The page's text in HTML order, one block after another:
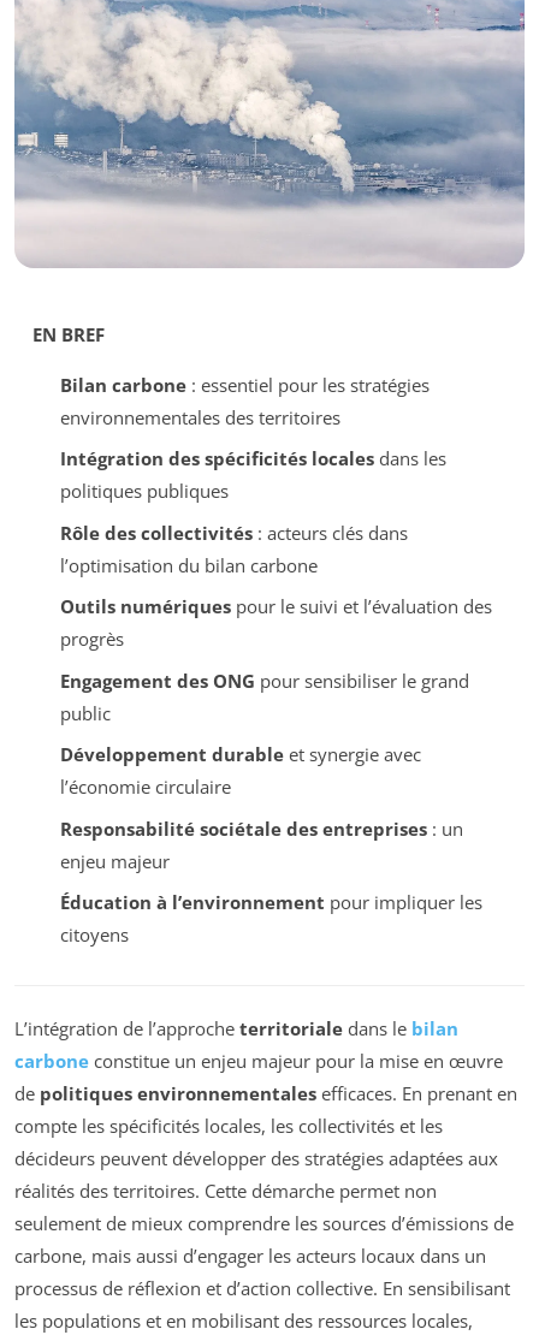
EN BREF
Bilan carbone: essentiel pour les stratégies
environnementales des territoires
Intégration des spécificités localesdans les
politiques publiques
Rôle des collectivités: acteurs clés dans
l’optimisation du bilan carbone
Outils numériquespour le suivi et l’évaluation des
progrès
Engagement des ONG pour sensibiliser le grand
public
Développement durableet synergie avec
l’économie circulaire
Responsabilité sociétale des entreprises: un
enjeu majeur
Éducation à l’environnement pour impliquer les
citoyens
L’intégration de l’approche territoriale dans le bilan
carbone constitue un enjeu majeur pour la mise en œuvre
de politiques environnementales efficaces. En prenant en
compte les spécificités locales, les collectivités et les
décideurs peuvent développer des stratégies adaptées aux
réalités des territoires. Cette démarche permet non
seulement de mieux comprendre les sources d’émissions de
carbone, mais aussi d’engager les acteurs locaux dans un
processus de réflexion et d’action collective. En sensibilisant
les populations et en mobilisant des ressources locales,